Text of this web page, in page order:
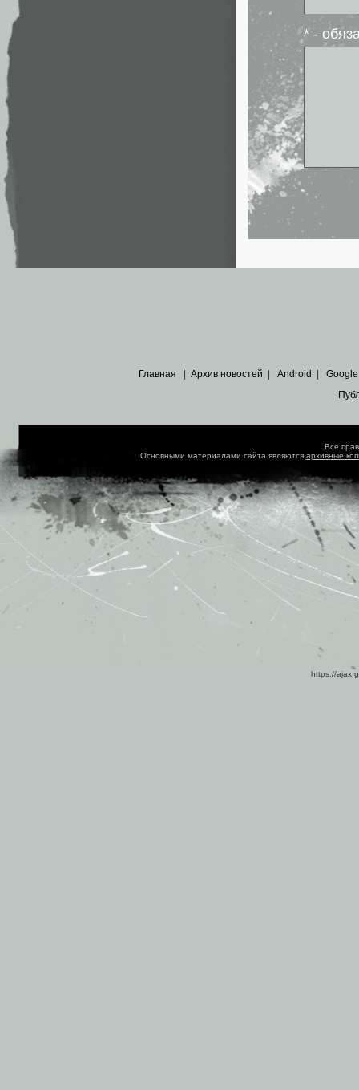
* -
Главная Архив новостей Android Google
Все
Основными материалами сайта являются архивные
https://